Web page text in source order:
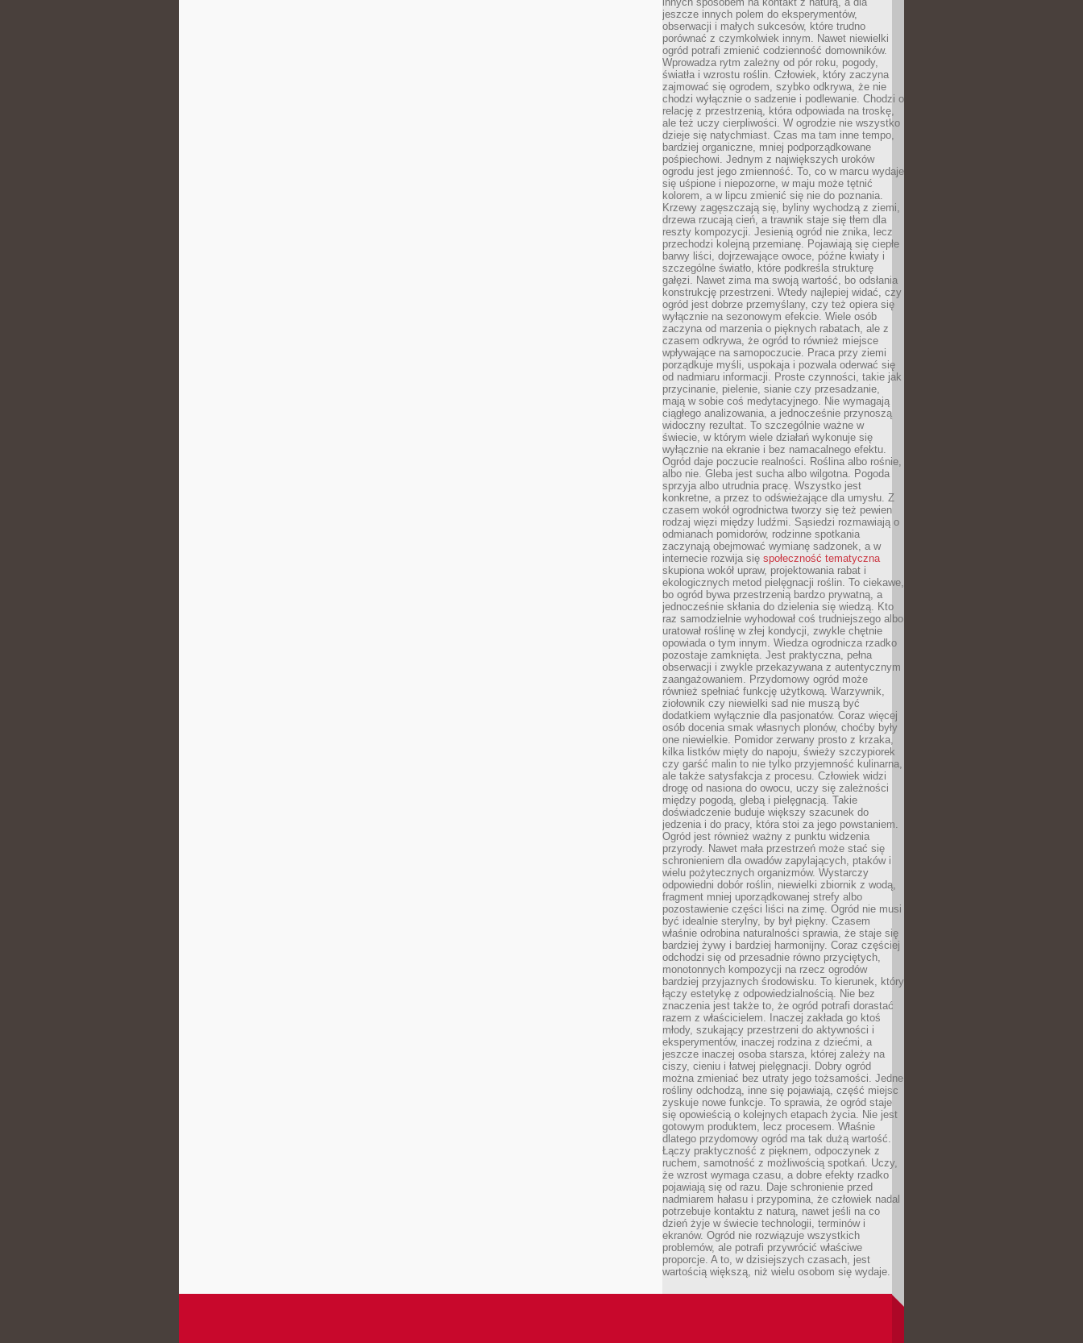
jeszcze innych polem do eksperymentów,
obserwacji i małych sukcesów, które trudno
porównać z czymkolwiek innym. Nawet niewielki
ogród potrafi zmienić codzienność domowników.
Wprowadza rytm zależny od pór roku, pogody,
światła i wzrostu roślin. Człowiek, który zaczyna
zajmować się ogrodem, szybko odkrywa, że nie
chodzi wyłącznie o sadzenie i podlewanie. Chodzi o
relację z przestrzenią, która odpowiada na troskę,
ale też uczy cierpliwości. W ogrodzie nie wszystko
dzieje się natychmiast. Czas ma tam inne tempo,
bardziej organiczne, mniej podporządkowane
pośpiechowi. Jednym z największych uroków
ogrodu jest jego zmienność. To, co w marcu wydaje
się uśpione i niepozorne, w maju może tętnić
kolorem, a w lipcu zmienić się nie do poznania.
Krzewy zagęszczają się, byliny wychodzą z ziemi,
drzewa rzucają cień, a trawnik staje się tłem dla
reszty kompozycji. Jesienią ogród nie znika, lecz
przechodzi kolejną przemianę. Pojawiają się ciepłe
barwy liści, dojrzewające owoce, późne kwiaty i
szczególne światło, które podkreśla strukturę
gałęzi. Nawet zima ma swoją wartość, bo odsłania
konstrukcję przestrzeni. Wtedy najlepiej widać, czy
ogród jest dobrze przemyślany, czy też opiera się
wyłącznie na sezonowym efekcie. Wiele osób
zaczyna od marzenia o pięknych rabatach, ale z
czasem odkrywa, że ogród to również miejsce
wpływające na samopoczucie. Praca przy ziemi
porządkuje myśli, uspokaja i pozwala oderwać się
od nadmiaru informacji. Proste czynności, takie jak
przycinanie, pielenie, sianie czy przesadzanie,
mają w sobie coś medytacyjnego. Nie wymagają
ciągłego analizowania, a jednocześnie przynoszą
widoczny rezultat. To szczególnie ważne w
świecie, w którym wiele działań wykonuje się
wyłącznie na ekranie i bez namacalnego efektu.
Ogród daje poczucie realności. Roślina albo rośnie,
albo nie. Gleba jest sucha albo wilgotna. Pogoda
sprzyja albo utrudnia pracę. Wszystko jest
konkretne, a przez to odświeżające dla umysłu. Z
czasem wokół ogrodnictwa tworzy się też pewien
rodzaj więzi między ludźmi. Sąsiedzi rozmawiają o
odmianach pomidorów, rodzinne spotkania
zaczynają obejmować wymianę sadzonek, a w
internecie rozwija się społeczność tematyczna
skupiona wokół upraw, projektowania rabat i
ekologicznych metod pielęgnacji roślin. To ciekawe,
bo ogród bywa przestrzenią bardzo prywatną, a
jednocześnie skłania do dzielenia się wiedzą. Kto
raz samodzielnie wyhodował coś trudniejszego albo
uratował roślinę w złej kondycji, zwykle chętnie
opowiada o tym innym. Wiedza ogrodnicza rzadko
pozostaje zamknięta. Jest praktyczna, pełna
obserwacji i zwykle przekazywana z autentycznym
zaangażowaniem. Przydomowy ogród może
również spełniać funkcję użytkową. Warzywnik,
ziołownik czy niewielki sad nie muszą być
dodatkiem wyłącznie dla pasjonatów. Coraz więcej
osób docenia smak własnych plonów, choćby były
one niewielkie. Pomidor zerwany prosto z krzaka,
kilka listków mięty do napoju, świeży szczypiorek
czy garść malin to nie tylko przyjemność kulinarna,
ale także satysfakcja z procesu. Człowiek widzi
drogę od nasiona do owocu, uczy się zależności
między pogodą, glebą i pielęgnacją. Takie
doświadczenie buduje większy szacunek do
jedzenia i do pracy, która stoi za jego powstaniem.
Ogród jest również ważny z punktu widzenia
przyrody. Nawet mała przestrzeń może stać się
schronieniem dla owadów zapylających, ptaków i
wielu pożytecznych organizmów. Wystarczy
odpowiedni dobór roślin, niewielki zbiornik z wodą,
fragment mniej uporządkowanej strefy albo
pozostawienie części liści na zimę. Ogród nie musi
być idealnie sterylny, by był piękny. Czasem
właśnie odrobina naturalności sprawia, że staje się
bardziej żywy i bardziej harmonijny. Coraz częściej
odchodzi się od przesadnie równo przyciętych,
monotonnych kompozycji na rzecz ogrodów
bardziej przyjaznych środowisku. To kierunek, który
łączy estetykę z odpowiedzialnością. Nie bez
znaczenia jest także to, że ogród potrafi dorastać
razem z właścicielem. Inaczej zakłada go ktoś
młody, szukający przestrzeni do aktywności i
eksperymentów, inaczej rodzina z dziećmi, a
jeszcze inaczej osoba starsza, której zależy na
ciszy, cieniu i łatwej pielęgnacji. Dobry ogród
można zmieniać bez utraty jego tożsamości. Jedne
rośliny odchodzą, inne się pojawiają, część miejsc
zyskuje nowe funkcje. To sprawia, że ogród staje
się opowieścią o kolejnych etapach życia. Nie jest
gotowym produktem, lecz procesem. Właśnie
dlatego przydomowy ogród ma tak dużą wartość.
Łączy praktyczność z pięknem, odpoczynek z
ruchem, samotność z możliwością spotkań. Uczy,
że wzrost wymaga czasu, a dobre efekty rzadko
pojawiają się od razu. Daje schronienie przed
nadmiarem hałasu i przypomina, że człowiek nadal
potrzebuje kontaktu z naturą, nawet jeśli na co
dzień żyje w świecie technologii, terminów i
ekranów. Ogród nie rozwiązuje wszystkich
problemów, ale potrafi przywrócić właściwe
proporcje. A to, w dzisiejszych czasach, jest
wartością większą, niż wielu osobom się wydaje.